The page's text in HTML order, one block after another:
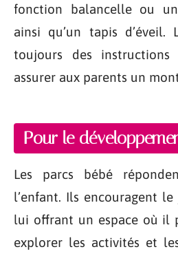
fonction balancelle ou
ainsi qu’un tapis
toujours des instructions
assurer aux parents un
Pour le
Les parcs bébé
l’enfant. Ils encouragent
lui offrant un espace où il
explorer les activités et